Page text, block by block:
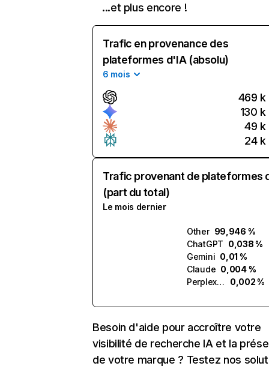
...et plus encore !
Trafic en provenance des
plateformes d'IA (absolu)
6 mois
469 k
130 k
49 k
24 k
Trafic provenant de plateformes
(part du total)
Le mois dernier
Other 99,946 %
ChatGPT 0,038 %
Gemini 0,01 %
Claude 0,004 %
Perplexity
0,002 %
Besoin d'aide pour accroître votre
visibilité de recherche IA et la
de votre marque ? Testez nos